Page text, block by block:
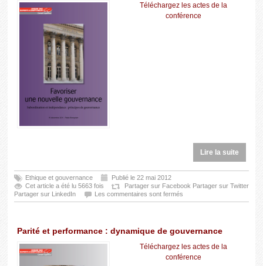
Téléchargez les actes de la
conférence
Lire la suite
Ethique et gouvernance
Publié le 22 mai 2012
Cet article a été lu 5663 fois
Partager sur Facebook Partager sur Twitter
Partager sur LinkedIn
Les commentaires sont fermés
Parité et performance : dynamique de gouvernance
Téléchargez les actes de la
conférence